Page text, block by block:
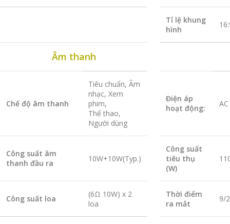
Tỉ lệ khung
hình
Âm thanh
Chế độ âm thanh
Tiêu chuẩn, Âm
nhạc, Xem
phim,
Thể thao,
Người dùng
Điện áp
hoạt động:
Công suất âm
thanh đầu ra
10W+10W(Typ.)
Công suất
tiêu thụ
(W)
Công suất loa
(6Ω 10W) x 2
loa
Thời điểm
ra mắt
9/